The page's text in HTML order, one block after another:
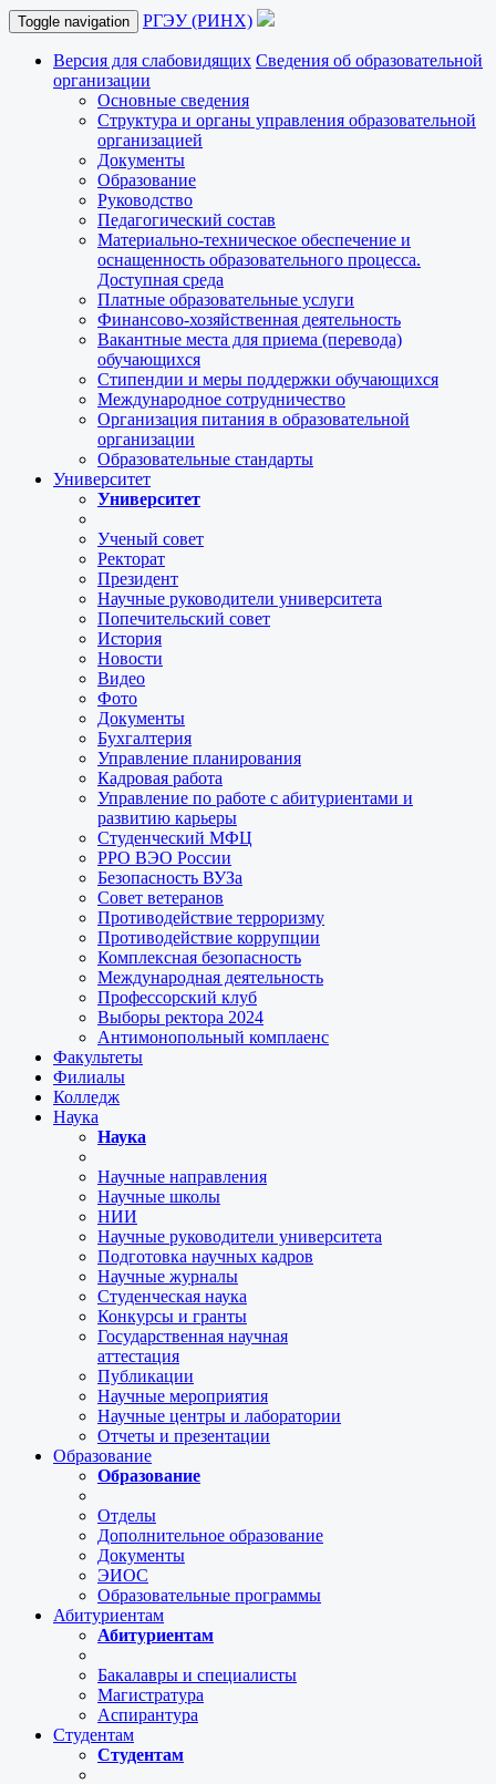
Toggle navigation РГЭУ (РИНХ)
Версия для слабовидящих Сведения об образовательной
организации
Основные сведения
Структура и органы управления образовательной
организацией
Документы
Образование
Руководство
Педагогический состав
Материально-техническое обеспечение и
оснащенность образовательного процесса.
Доступная среда
Платные образовательные услуги
Финансово-хозяйственная деятельность
Вакантные места для приема (перевода)
обучающихся
Стипендии и меры поддержки обучающихся
Международное сотрудничество
Организация питания в образовательной
организации
Образовательные стандарты
Университет
Университет
Ученый совет
Ректорат
Президент
Научные руководители университета
Попечительский совет
История
Новости
Видео
Фото
Документы
Бухгалтерия
Управление планирования
Кадровая работа
Управление по работе с абитуриентами и
развитию карьеры
Студенческий МФЦ
РРО ВЭО России
Безопасность ВУЗа
Совет ветеранов
Противодействие терроризму
Противодействие коррупции
Комплексная безопасность
Международная деятельность
Профессорский клуб
Выборы ректора 2024
Антимонопольный комплаенс
Факультеты
Филиалы
Колледж
Наука
Наука
Научные направления
Научные школы
НИИ
Научные руководители университета
Подготовка научных кадров
Научные журналы
Студенческая наука
Конкурсы и гранты
Государственная научная
аттестация
Публикации
Научные мероприятия
Научные центры и лаборатории
Отчеты и презентации
Образование
Образование
Отделы
Дополнительное образование
Документы
ЭИОС
Образовательные программы
Абитуриентам
Абитуриентам
Бакалавры и специалисты
Магистратура
Аспирантура
Студентам
Студентам